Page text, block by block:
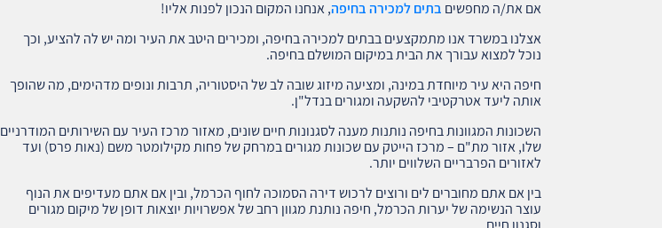
1. מחפשים בתים למכירה בחיפה ? דברו איתנו
אם את/ה מחפשים בתים למכירה בחיפה, אנחנו המקום הנכון לפנות אליו!
אצלנו במשרד אנו מתמקצעים בבתים למכירה בחיפה, ומכירים היטב את העיר ומה יש לה להציע, וכך
נוכל למצוא עבורך את הבית במיקום המושלם בחיפה.
חיפה היא עיר מיוחדת במינה, ומציעה מיזוג שובה לב של היסטוריה, תרבות ונופים מדהימים, מה שהופך
אותה ליעד אטרקטיבי להשקעה ומגורים בנדל"ן.
השכונות המגוונות בחיפה נותנות מענה לסגנונות חיים שונים, מאזור מרכז העיר עם השירותים המודרניים
שלו, אזור מת"ם – מרכז הייטק עם שכונות מגורים במרחק של פחות מקילומטר משם (נאות פרס) ועד
לאזורים הפרבריים השלווים יותר.
בין אם אתם מחוברים לים ורוצים לרכוש דירה הסמוכה לחוף הכרמל, ובין אם אתם מעדיפים את הנוף
עוצר הנשימה של יערות הכרמל, חיפה נותנת מגוון רחב של אפשרויות יוצאות דופן של מיקום מגורים